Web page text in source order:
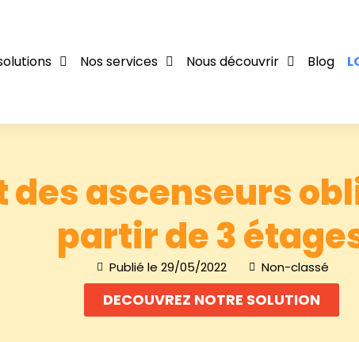
Nos services Nous découvrir Blog
des ascenseurs
partir de 3
Publié le 29/05/2022 Non-classé
DECOUVREZ NOTRE SOLUTION